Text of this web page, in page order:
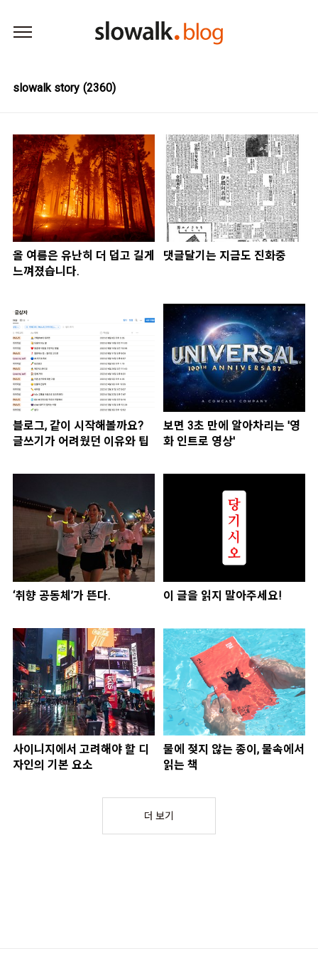
slowalk story (2360)
올 여름은 유난히 더 덥고 길게
느껴졌습니다.
댓글달기는 지금도 진화중
블로그, 같이 시작해볼까요?
글쓰기가 어려웠던 이유와 팁
보면 3초 만에 알아차리는 '영
화 인트로 영상'
‘취향 공동체’가 뜬다. 이 글을 읽지 말아주세요!
사이니지에서 고려해야 할 디
자인의 기본 요소
물에 젖지 않는 종이, 물속에서
읽는 책
더 보기